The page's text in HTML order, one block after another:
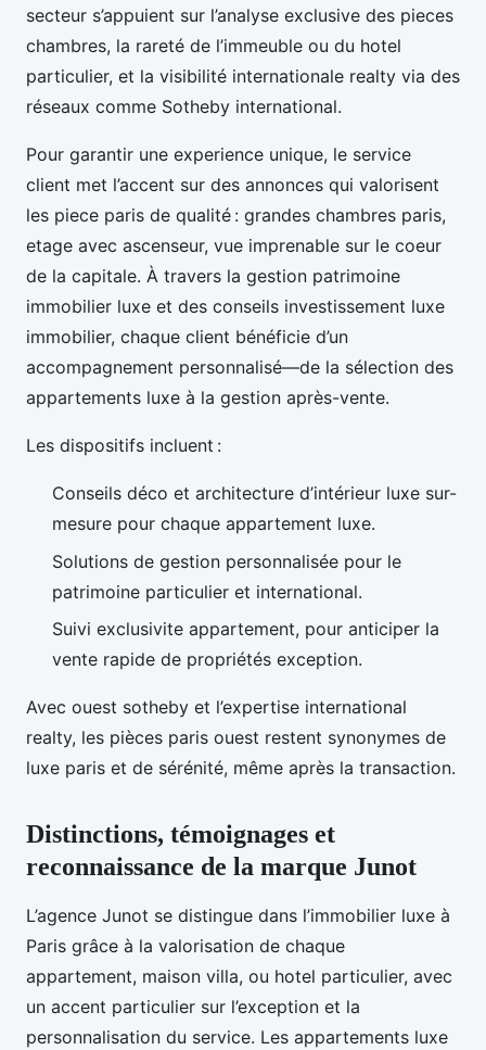
secteur s’appuient sur l’analyse exclusive des pieces
chambres, la rareté de l’immeuble ou du hotel
particulier, et la visibilité internationale realty via des
réseaux comme Sotheby international.
Pour garantir une experience unique, le service
client met l’accent sur des annonces qui valorisent
les piece paris de qualité : grandes chambres paris,
etage avec ascenseur, vue imprenable sur le coeur
de la capitale. À travers la gestion patrimoine
immobilier luxe et des conseils investissement luxe
immobilier, chaque client bénéficie d’un
accompagnement personnalisé—de la sélection des
appartements luxe à la gestion après-vente.
Les dispositifs incluent :
Conseils déco et architecture d’intérieur luxe sur-
mesure pour chaque appartement luxe.
Solutions de gestion personnalisée pour le
patrimoine particulier et international.
Suivi exclusivite appartement, pour anticiper la
vente rapide de propriétés exception.
Avec ouest sotheby et l’expertise international
realty, les pièces paris ouest restent synonymes de
luxe paris et de sérénité, même après la transaction.
Distinctions, témoignages et
reconnaissance de la marque Junot
L’agence Junot se distingue dans l’immobilier luxe à
Paris grâce à la valorisation de chaque
appartement, maison villa, ou hotel particulier, avec
un accent particulier sur l’exception et la
personnalisation du service. Les appartements luxe